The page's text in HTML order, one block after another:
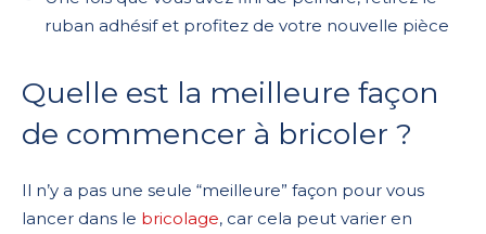
ruban adhésif et profitez de votre nouvelle pièce
Quelle est la meilleure façon
de commencer à bricoler ?
Il n’y a pas une seule “meilleure” façon pour vous
lancer dans le bricolage, car cela peut varier en